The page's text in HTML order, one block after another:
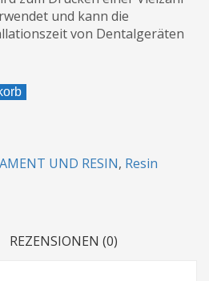
und kann die
von Dentalgeräten
UND RESIN, Resin
REZENSIONEN (0)